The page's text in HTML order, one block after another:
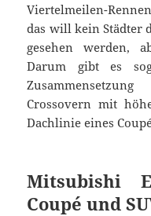
Viertelmeilen-
das will kein Städter
gesehen werden,
Darum gibt es
Crossovern mit
Dachlinie eines
Mitsubishi
Coupé und